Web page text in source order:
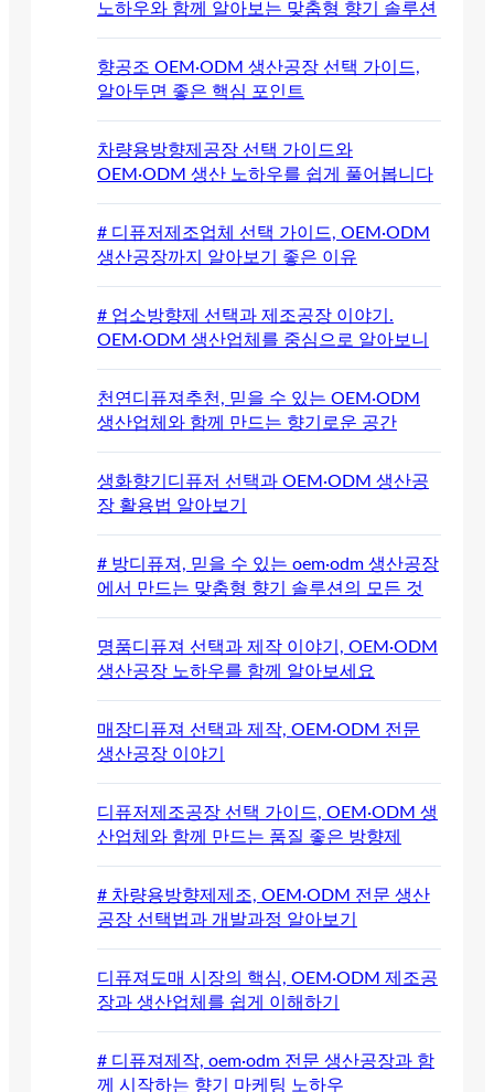
노하우와 함께 알아보는 맞춤형 향기 솔루션
향공조 OEM·ODM 생산공장 선택 가이드,
알아두면 좋은 핵심 포인트
차량용방향제공장 선택 가이드와
OEM·ODM 생산 노하우를 쉽게 풀어봅니다
# 디퓨저제조업체 선택 가이드, OEM·ODM
생산공장까지 알아보기 좋은 이유
# 업소방향제 선택과 제조공장 이야기.
OEM·ODM 생산업체를 중심으로 알아보니
천연디퓨져추천, 믿을 수 있는 OEM·ODM
생산업체와 함께 만드는 향기로운 공간
생화향기디퓨저 선택과 OEM·ODM 생산공
장 활용법 알아보기
# 방디퓨져, 믿을 수 있는 oem·odm 생산공장
에서 만드는 맞춤형 향기 솔루션의 모든 것
명품디퓨져 선택과 제작 이야기, OEM·ODM
생산공장 노하우를 함께 알아보세요
매장디퓨져 선택과 제작, OEM·ODM 전문
생산공장 이야기
디퓨저제조공장 선택 가이드, OEM·ODM 생
산업체와 함께 만드는 품질 좋은 방향제
# 차량용방향제제조, OEM·ODM 전문 생산
공장 선택법과 개발과정 알아보기
디퓨져도매 시장의 핵심, OEM·ODM 제조공
장과 생산업체를 쉽게 이해하기
# 디퓨져제작, oem·odm 전문 생산공장과 함
께 시작하는 향기 마케팅 노하우